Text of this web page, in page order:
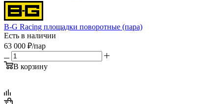
B-G Racing площадки поворотные (пара)
Есть в наличии
63 000 ₽/пар
В корзину